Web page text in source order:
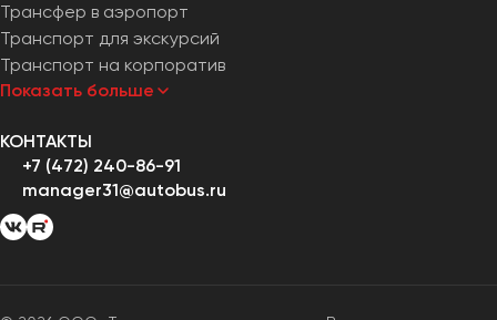
Трансфер в аэропорт
Транспорт для экскурсий
Транспорт на корпоратив
Показать больше
КОНТАКТЫ
+7 (472) 240-86-91
manager31@autobus.ru